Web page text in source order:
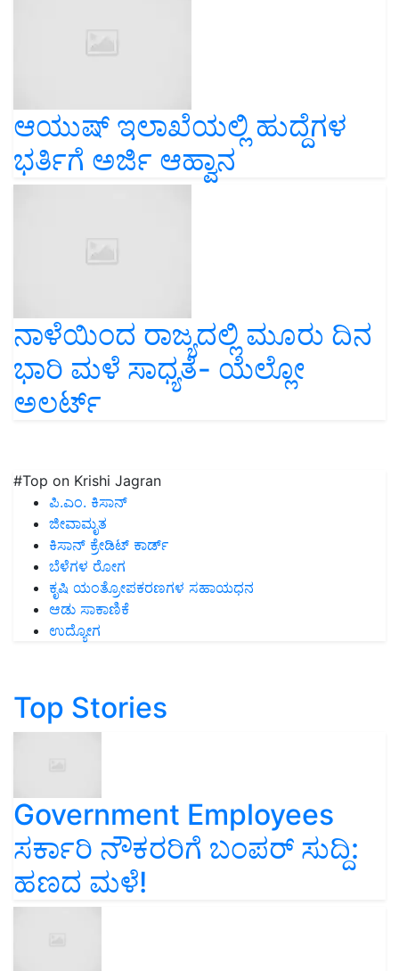
ಆಯುಷ್ ಇಲಾಖೆಯಲ್ಲಿ ಹುದ್ದೆಗಳ
ಭರ್ತಿಗೆ ಅರ್ಜಿ ಆಹ್ವಾನ
ನಾಳೆಯಿಂದ ರಾಜ್ಯದಲ್ಲಿ ಮೂರು ದಿನ
ಭಾರಿ ಮಳೆ ಸಾಧ್ಯತೆ- ಯೆಲ್ಲೋ
ಅಲರ್ಟ್
#Top on Krishi Jagran
ಪಿ.ಎಂ. ಕಿಸಾನ್
ಜೀವಾಮೃತ
ಕಿಸಾನ್ ಕ್ರೇಡಿಟ್ ಕಾರ್ಡ್
ಬೆಳೆಗಳ ರೋಗ
ಕೃಷಿ ಯಂತ್ರೋಪಕರಣಗಳ ಸಹಾಯಧನ
ಆಡು ಸಾಕಾಣಿಕೆ
ಉದ್ಯೋಗ
Top Stories
Government Employees
ಸರ್ಕಾರಿ ನೌಕರರಿಗೆ ಬಂಪರ್‌ ಸುದ್ದಿ:
ಹಣದ ಮಳೆ!